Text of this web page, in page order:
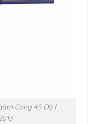
Cong 45 Độ |